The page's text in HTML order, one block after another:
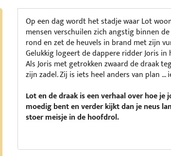
Op een dag wordt het stadje waar Lot
mensen verschuilen zich angstig binnen
rond en zet de heuvels in brand met zijn
Gelukkig logeert de dappere ridder Joris
Als Joris met getrokken zwaard de draak
zijn zadel. Zij is iets heel anders van plan
Lot en de draak is een verhaal over hoe
moedig bent en verder kijkt dan je neus
stoer meisje in de hoofdrol.